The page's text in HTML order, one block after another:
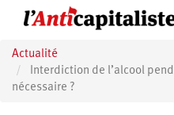
principal
Actualité
Interdiction de l’alcool
nécessaire ?